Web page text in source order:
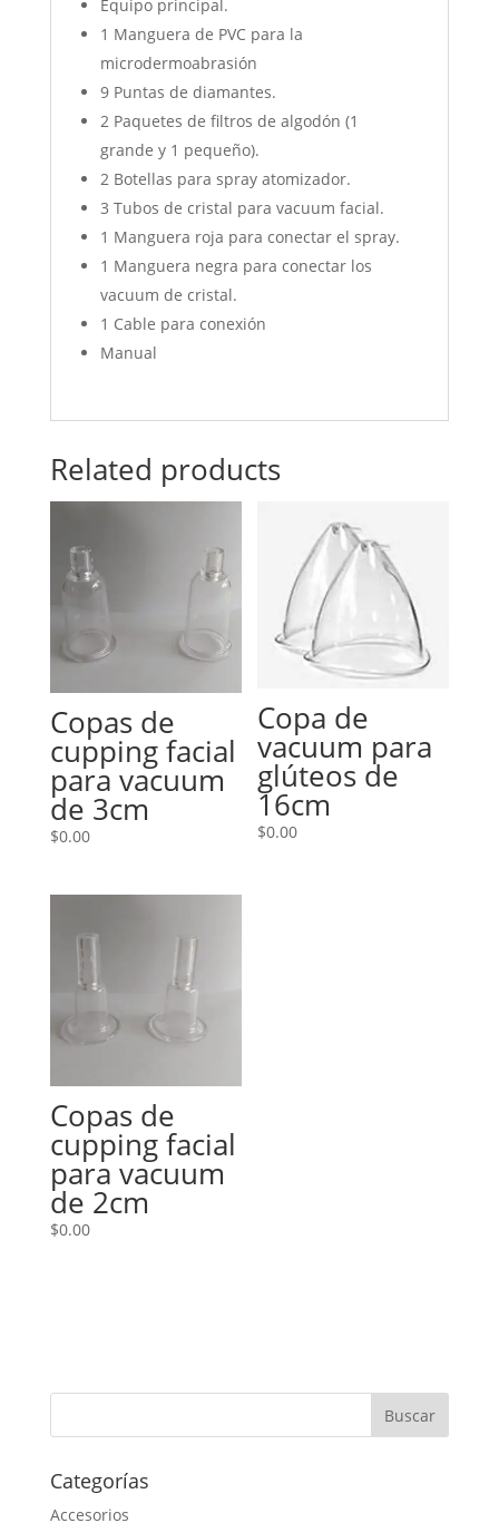
Equipo principal.
1 Manguera de PVC para la
microdermoabrasión
9 Puntas de diamantes.
2 Paquetes de filtros de algodón (1
grande y 1 pequeño).
2 Botellas para spray atomizador.
3 Tubos de cristal para vacuum facial.
1 Manguera roja para conectar el spray.
1 Manguera negra para conectar los
vacuum de cristal.
1 Cable para conexión
Manual
Related products
Copas de
cupping facial
para vacuum
de 3cm
$0.00
Copa de
vacuum para
glúteos de
16cm
$0.00
Copas de
cupping facial
para vacuum
de 2cm
$0.00
Categorías
Accesorios